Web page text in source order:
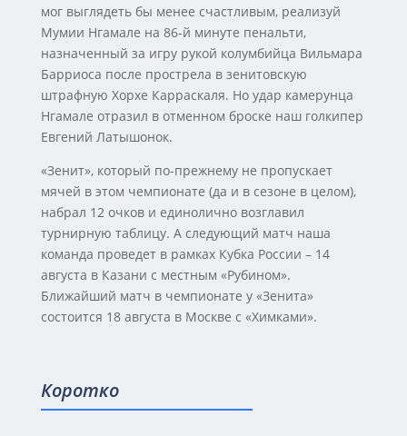
мог выглядеть бы менее счастливым, реализуй
Мумии Нгамале на 86-й минуте пенальти,
назначенный за игру рукой колумбийца Вильмара
Барриоса после прострела в зенитовскую
штрафную Хорхе Карраскаля. Но удар камерунца
Нгамале отразил в отменном броске наш голкипер
Евгений Латышонок.
«Зенит», который по-прежнему не пропускает
мячей в этом чемпионате (да и в сезоне в целом),
набрал 12 очков и единолично возглавил
турнирную таблицу. А следующий матч наша
команда проведет в рамках Кубка России – 14
августа в Казани с местным «Рубином».
Ближайший матч в чемпионате у «Зенита»
состоится 18 августа в Москве с «Химками».
Коротко